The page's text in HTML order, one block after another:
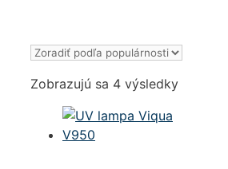
Zobrazujú sa 4 výsledkyZoradené